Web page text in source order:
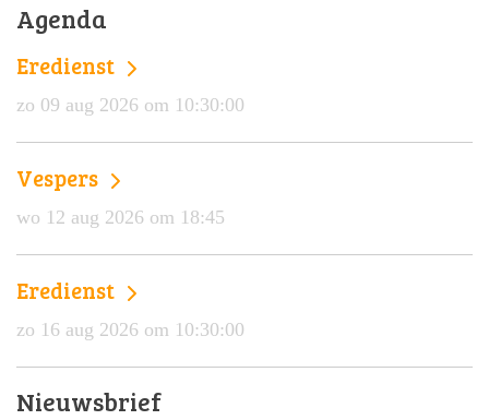
Agenda
Eredienst
zo 09 aug 2026 om 10:30:00
Vespers
wo 12 aug 2026 om 18:45
Eredienst
zo 16 aug 2026 om 10:30:00
Nieuwsbrief